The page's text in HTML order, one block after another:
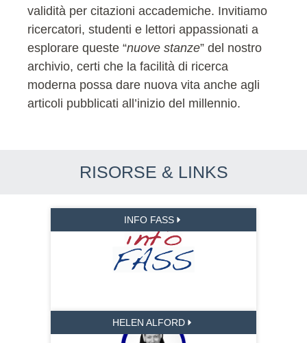
validità per citazioni accademiche. Invitiamo
ricercatori, studenti e lettori appassionati a
esplorare queste “nuove stanze” del nostro
archivio, certi che la facilità di ricerca
moderna possa dare nuova vita anche agli
articoli pubblicati all’inizio del millennio.
RISORSE & LINKS
INFO FASS
HELEN ALFORD